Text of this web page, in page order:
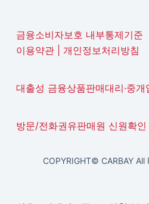
금융소비자보호 내부통제기준
이용약관| 개인정보처리방침
대출성 금융상품판매대리·중개
방문/전화권유판매원 신원확인
COPYRIGHT© CARBAY All